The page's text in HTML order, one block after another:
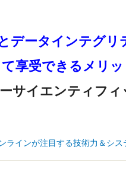
データインテグ
享受できるメリ
サイエンティフィ
ラインが注目する技術力＆シス